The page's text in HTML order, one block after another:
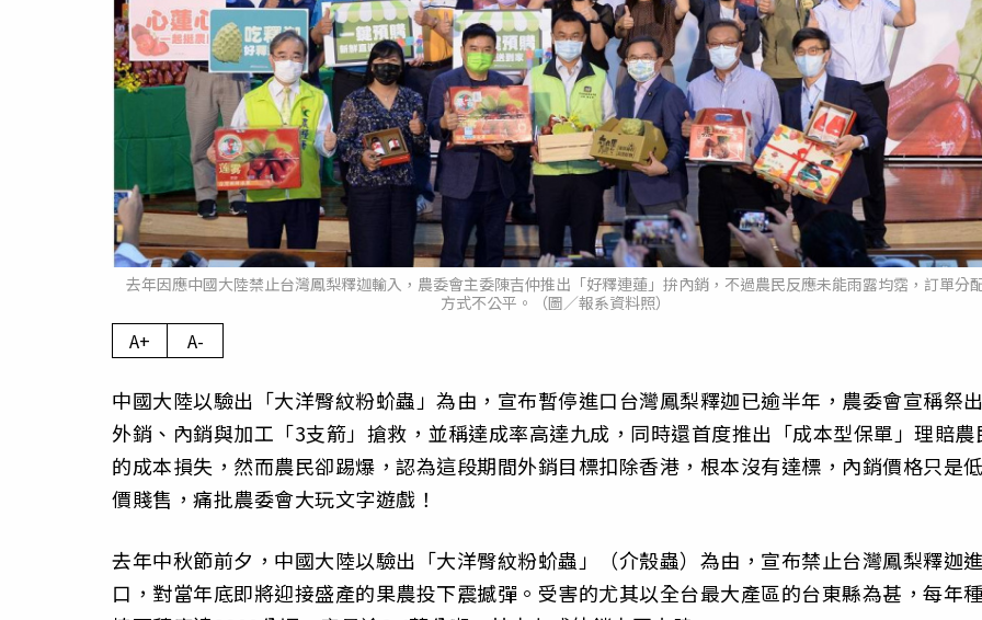
去年因應中國大陸禁止台灣鳳梨釋迦輸入，農委會主委陳吉仲推出「好釋連蓮」拚內銷，不過農民反應未能雨露均霑，訂單分
方式不公平。（圖／報系資料照）
A+ A-
中國大陸以驗出「大洋臀紋粉蚧蟲」為由，宣布暫停進口台灣鳳梨釋迦已逾半年，農委會宣稱祭
外銷、內銷與加工「3支箭」搶救，並稱達成率高達九成，同時還首度推出「成本型保單」理賠農
的成本損失，然而農民卻踢爆，認為這段期間外銷目標扣除香港，根本沒有達標，內銷價格只是
價賤售，痛批農委會大玩文字遊戲！
去年中秋節前夕，中國大陸以驗出「大洋臀紋粉蚧蟲」（介殼蟲）為由，宣布禁止台灣鳳梨釋迦
口，對當年底即將迎接盛產的果農投下震撼彈。受害的尤其以全台最大產區的台東縣為甚，每年